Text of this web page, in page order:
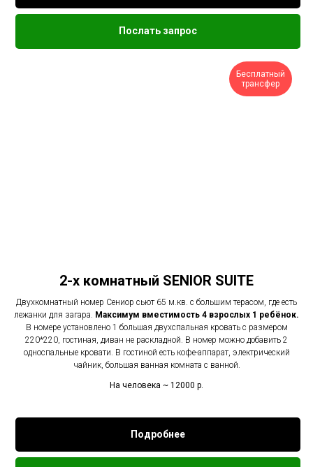
Послать запрос
Бесплатный
трансфер
2-х комнатный SENIOR SUITE
Двухкомнатный номер Сениор сьют 65 м.кв. с большим терасом, где есть
лежанки для загара. Максимум вместимость 4 взрослых 1 ребёнок.
В номере установлено 1 большая двухспальная кровать с размером
220*220, гостиная, диван не раскладной. В номер можно добавить 2
односпальные кровати. В гостиной есть кофе-аппарат, электрический
чайник, большая ванная комната с ванной.
На человека ~ 12000 р.
Подробнее